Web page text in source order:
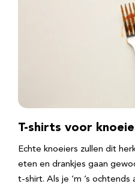
T-shirts voor
Echte knoeiers zullen dit
eten en drankjes gaan
t-shirt. Als je ‘m ’s